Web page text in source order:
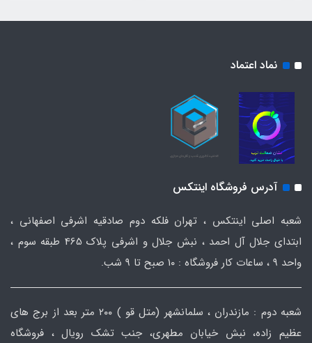
نماد اعتماد
آدرس فروشگاه اینتکس
شعبه اصلی اینتکس ، تهران فلکه دوم صادقیه اشرفی اصفهانی ،
ابتدای جلال آل احمد ، نبش جلال و اشرفی پلاک 465 طبقه سوم ،
واحد ۹ ، ساعات کار فروشگاه : ۱۰ صبح تا ۹ شب.
شعبه دوم : مازندران ، سلمانشهر (متل قو ) ۲۰۰ متر بعد از برج های
عظیم زاده، نبش خیابان مطهری، جنب تشک رویال ، فروشگاه